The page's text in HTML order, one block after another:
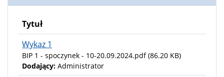
Tytuł
Wykaz 1
BIP 1 - spoczynek - 10-20.09.2024.pdf (86.20 KB)
Dodający: Administrator